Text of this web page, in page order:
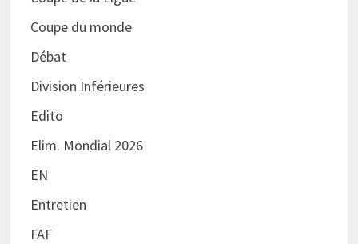
Coupe du monde
Débat
Division Inférieures
Edito
Elim. Mondial 2026
EN
Entretien
FAF